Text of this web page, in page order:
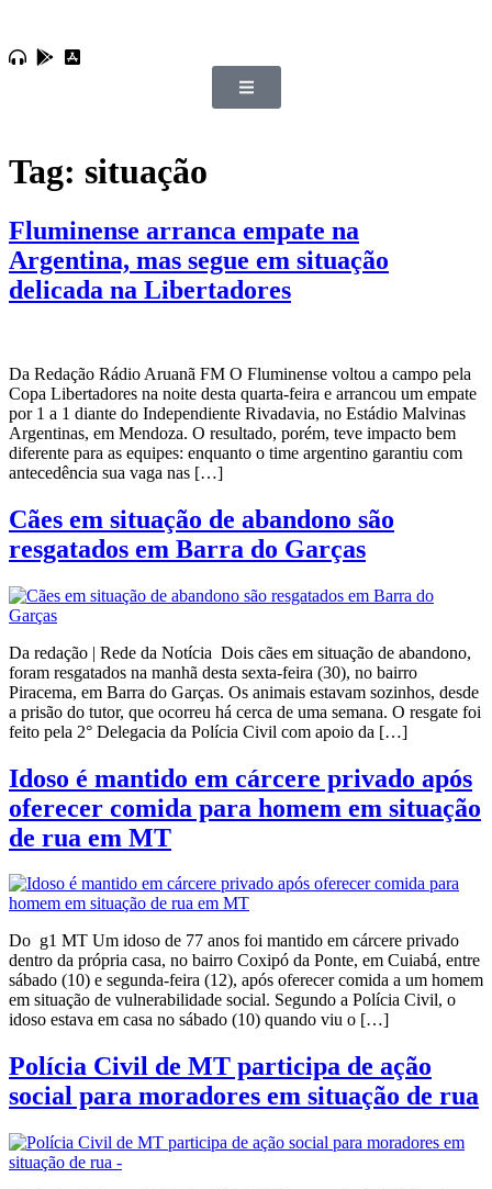
Tag: situação
Fluminense arranca empate na
Argentina, mas segue em situação
delicada na Libertadores
Da Redação Rádio Aruanã FM O Fluminense voltou a campo pela
Copa Libertadores na noite desta quarta-feira e arrancou um empate
por 1 a 1 diante do Independiente Rivadavia, no Estádio Malvinas
Argentinas, em Mendoza. O resultado, porém, teve impacto bem
diferente para as equipes: enquanto o time argentino garantiu com
antecedência sua vaga nas […]
Cães em situação de abandono são
resgatados em Barra do Garças
Da redação | Rede da Notícia Dois cães em situação de abandono,
foram resgatados na manhã desta sexta-feira (30), no bairro
Piracema, em Barra do Garças. Os animais estavam sozinhos, desde
a prisão do tutor, que ocorreu há cerca de uma semana. O resgate foi
feito pela 2° Delegacia da Polícia Civil com apoio da […]
Idoso é mantido em cárcere privado após
oferecer comida para homem em situação
de rua em MT
Do g1 MT Um idoso de 77 anos foi mantido em cárcere privado
dentro da própria casa, no bairro Coxipó da Ponte, em Cuiabá, entre
sábado (10) e segunda-feira (12), após oferecer comida a um homem
em situação de vulnerabilidade social. Segundo a Polícia Civil, o
idoso estava em casa no sábado (10) quando viu o […]
Polícia Civil de MT participa de ação
social para moradores em situação de rua